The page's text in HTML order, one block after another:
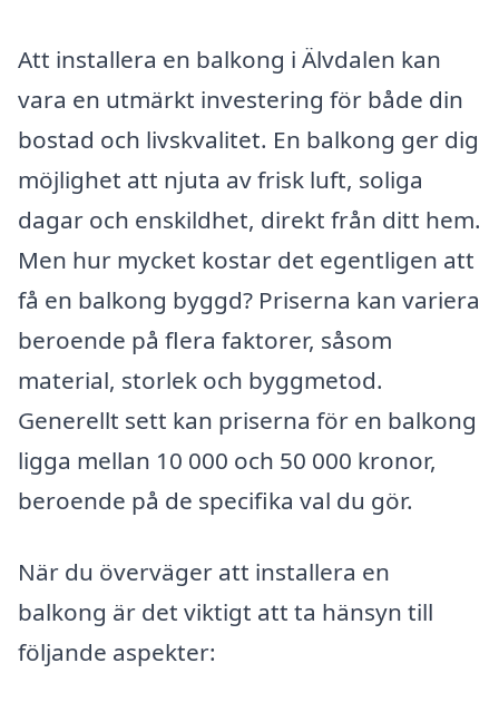
Att installera en balkong i Älvdalen kan
vara en utmärkt investering för både din
bostad och livskvalitet. En balkong ger dig
möjlighet att njuta av frisk luft, soliga
dagar och enskildhet, direkt från ditt hem.
Men hur mycket kostar det egentligen att
få en balkong byggd? Priserna kan variera
beroende på flera faktorer, såsom
material, storlek och byggmetod.
Generellt sett kan priserna för en balkong
ligga mellan 10 000 och 50 000 kronor,
beroende på de specifika val du gör.
När du överväger att installera en
balkong är det viktigt att ta hänsyn till
följande aspekter: